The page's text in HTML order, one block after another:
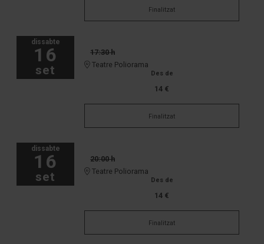
Finalitzat
dissabte
16
set
17:30 h
Teatre Poliorama
Des de
14 €
Finalitzat
dissabte
16
set
20:00 h
Teatre Poliorama
Des de
14 €
Finalitzat